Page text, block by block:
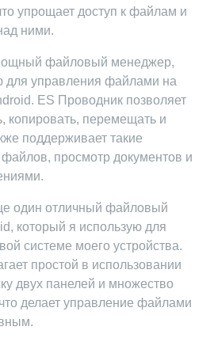
упрощает доступ к файлам и
ними.
файловый менеджер,
для управления файлами на
ES Проводник позволяет
копировать, перемещать и
поддерживает такие
просмотр документов и
один отличный файловый
который я использую для
системе моего устройства.
простой в использовании
двух панелей и множество
делает управление файлами